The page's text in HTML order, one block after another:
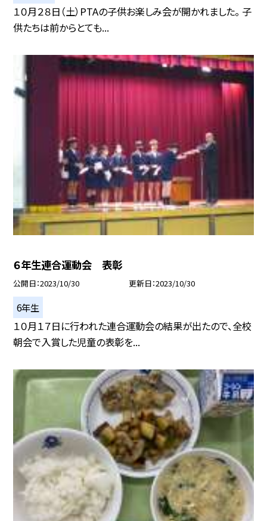
１０月２８日（土）PTAの子供お楽しみ会が開かれました。 子
供たちは前からとても...
６年生連合運動会 表彰
公開日 2023/10/30 更新日 2023/10/30
6年生
１０月１７日に行われた連合運動会の結果が出たので、全校
朝会で入賞した児童の表彰を...